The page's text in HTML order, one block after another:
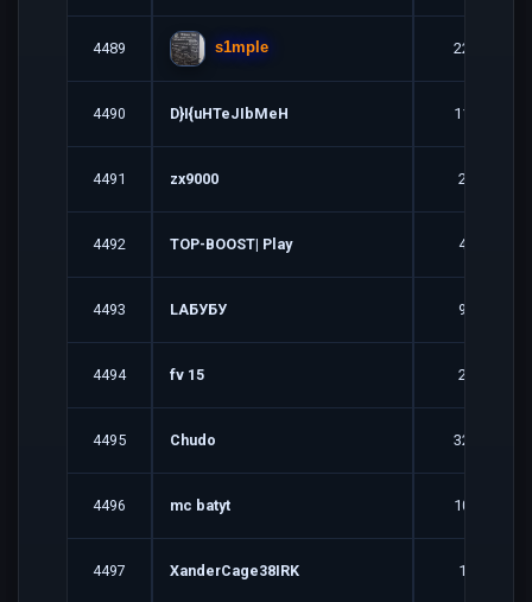
4489 s1mple 22
4490 D}I{uHTeJIbMeH 11
4491 zx9000 2
4492 TOP-BOOST| Play 4
4493 LAБУБУ 9
4494 fv 15 2
4495 Chudo 32
4496 mc batyt 10
4497 XanderCage38IRK 1